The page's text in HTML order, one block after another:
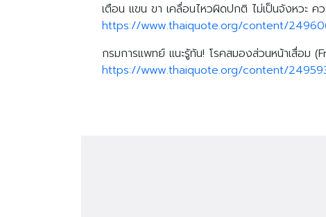
เตือน แขน ขา เคลื่อนไหวผิดปกติ ไม่เป็นจังหวะ
https://www.thaiquote.org/content/
กรมการแพทย์ แนะรู้ทัน! โรคสมองส่วนหน้าเสื่อม
https://www.thaiquote.org/content/